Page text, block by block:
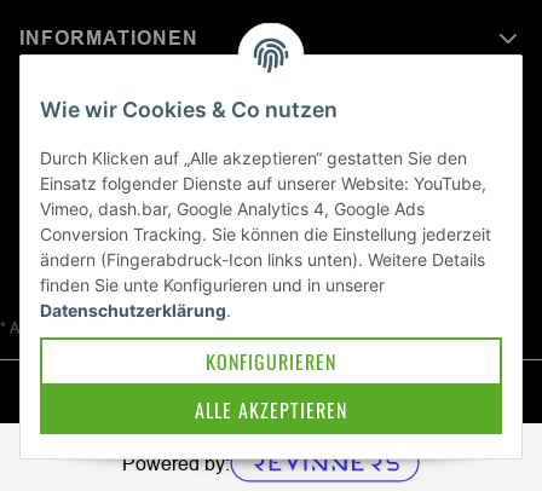
INFORMATIONEN
MEHR ERFAHREN ÜBER
KAWASAKI WELT
Blog
* Alle Preise inkl. gesetzlicher USt., zzgl.
Powered by:
Wie wir Cookies & Co nutzen
Durch Klicken auf „Alle akzeptieren“ gestatten Sie den
Einsatz folgender Dienste auf unserer Website: YouTube,
Vimeo, dash.bar, Google Analytics 4, Google Ads
Conversion Tracking. Sie können die Einstellung jederzeit
ändern (Fingerabdruck-Icon links unten). Weitere Details
finden Sie unte Konfigurieren und in unserer
Datenschutzerklärung.
ALLE AKZEPTIEREN
KONFIGURIEREN